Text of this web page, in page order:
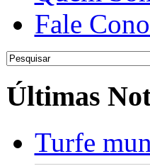
Fale
Últimas
Turfe